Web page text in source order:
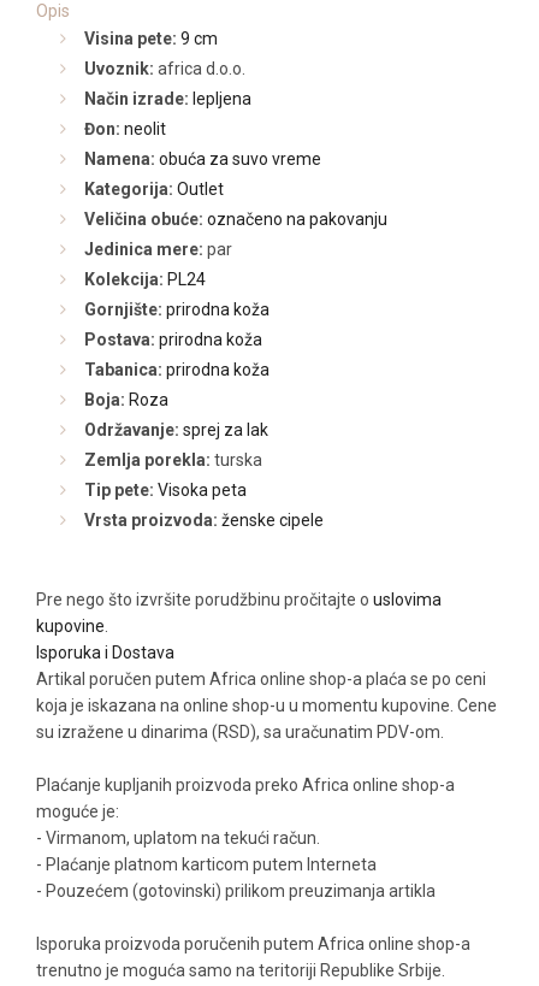
Opis
Visina pete: 9 cm
Uvoznik: africa d.o.o.
Način izrade: lepljena
Đon: neolit
Namena: obuća za suvo vreme
Kategorija: Outlet
Veličina obuće: označeno na pakovanju
Jedinica mere: par
Kolekcija: PL24
Gornjište: prirodna koža
Postava: prirodna koža
Tabanica: prirodna koža
Boja: Roza
Održavanje: sprej za lak
Zemlja porekla: turska
Tip pete: Visoka peta
Vrsta proizvoda: ženske cipele
Pre nego što izvršite porudžbinu pročitajte o uslovima
kupovine
Isporuka i Dostava
Artikal poručen putem Africa online shop-a plaća se po ceni
koja je iskazana na online shop-u u momentu kupovine. Cene
su izražene u dinarima (RSD), sa uračunatim PDV-om.
Plaćanje kupljanih proizvoda preko Africa online shop-a
moguće je:
- Virmanom, uplatom na tekući račun.
- Plaćanje platnom karticom putem Interneta
- Pouzećem (gotovinski) prilikom preuzimanja artikla
Isporuka proizvoda poručenih putem Africa online shop-a
trenutno je moguća samo na teritoriji Republike Srbije.